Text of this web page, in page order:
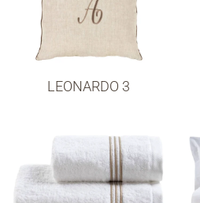
LEONARDO 3